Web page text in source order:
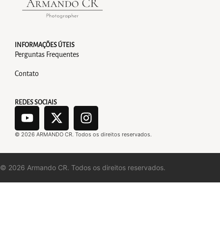
INFORMAÇÕES ÚTEIS
Perguntas Frequentes
Contato
REDES SOCIAIS
© 2026 ARMANDO CR. Todos os direitos reservados.
© 2026 Armando CR. Todos os direitos reservados.